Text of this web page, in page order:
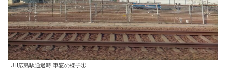
JR広島駅通過時 車窓の様子①